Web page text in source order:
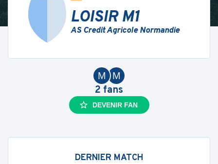
LOISIR M1
AS Credit Agricole Normandie
M
M
2 fans
DEVENIR FAN
DERNIER MATCH